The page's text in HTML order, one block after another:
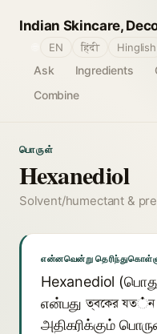
Indian Skincare,
Ask Ingredients
Combine
EN हिंदी Hinglish
பொருள்
Hexanediol
Solvent/humectant &
என்னவென்று
Hexanediol
என்பது ত্বকের
அதிகரிக்கும்